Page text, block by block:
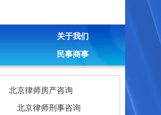
关于我们
民事商事
北京律师房产咨询
北京律师刑事咨询